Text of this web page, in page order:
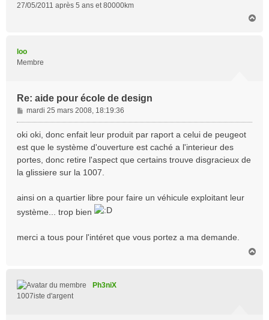
27/05/2011 après 5 ans et 80000km
loo
Membre
Re: aide pour école de design
M
e
s
g
e
mardi 25 mars 2008, 18:19:36
oki oki, donc enfait leur produit par raport a celui de peugeot
est que le système d'ouverture est caché a l'interieur des
portes, donc retire l'aspect que certains trouve disgracieux de
la glissiere sur la 1007.
ainsi on a quartier libre pour faire un véhicule exploitant leur
système... trop bien
merci a tous pour l'intéret que vous portez a ma demande.
Ph3niX
1007iste d'argent